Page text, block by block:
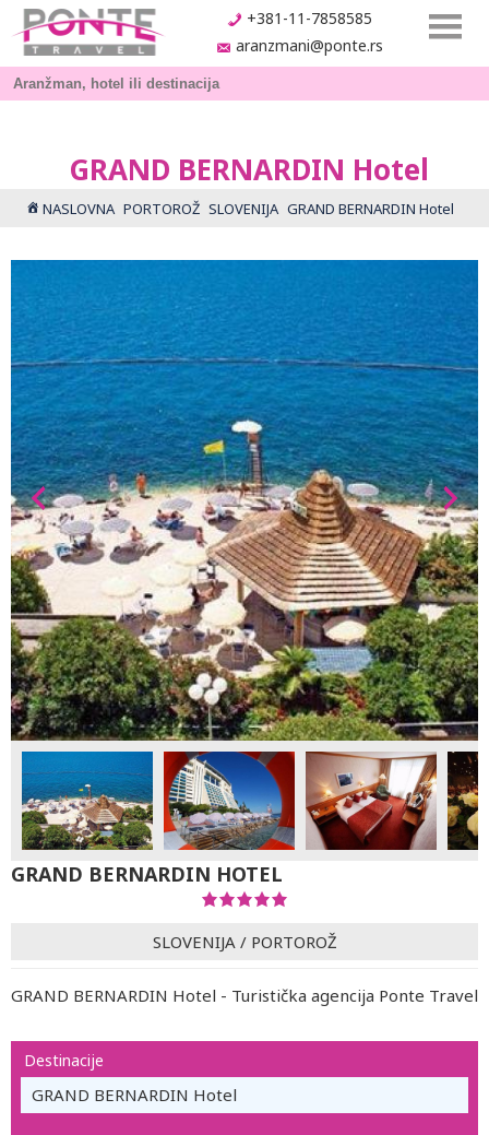
+381-11-7858585
aranzmani@ponte.rs
GRAND BERNARDIN Hotel
NASLOVNA PORTOROŽ SLOVENIJA GRAND BERNARDIN Hotel
GRAND BERNARDIN HOTEL
SLOVENIJA / PORTOROŽ
GRAND BERNARDIN Hotel - Turistička agencija Ponte Travel
Destinacije
GRAND BERNARDIN Hotel